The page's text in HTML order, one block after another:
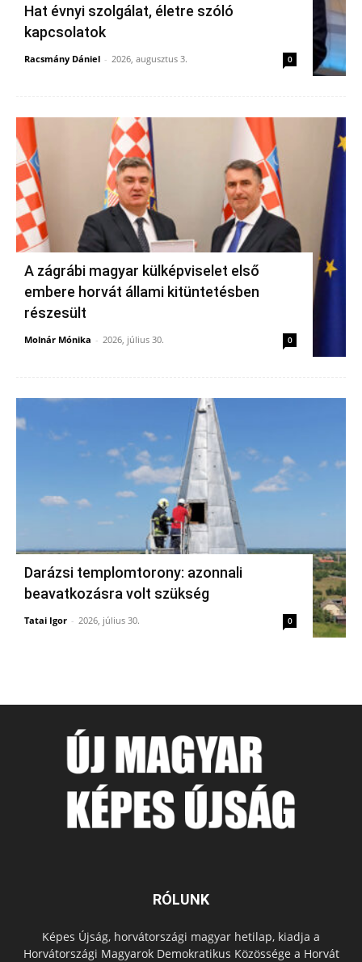
Hat évnyi szolgálat, életre szóló
kapcsolatok
Racsmány Dániel - 2026, augusztus 3. 0
A zágrábi magyar külképviselet első
embere horvát állami kitüntetésben
részesült
Molnár Mónika - 2026, július 30. 0
Darázsi templomtorony: azonnali
beavatkozásra volt szükség
Tatai Igor - 2026, július 30. 0
RÓLUNK
Képes Újság, horvátországi magyar hetilap, kiadja a
Horvátországi Magyarok Demokratikus Közössége a Horvát